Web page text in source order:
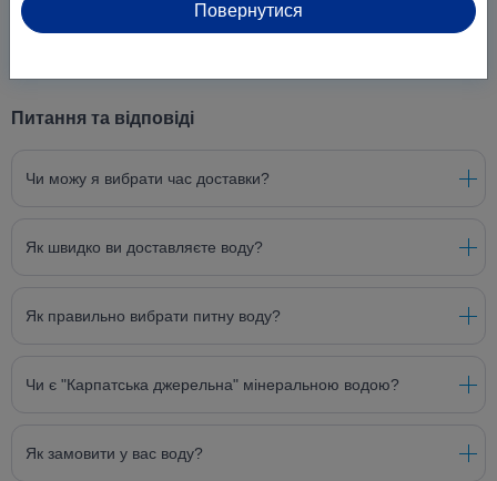
Питання та відповіді
Чи можу я вибрати час доставки?
Як швидко ви доставляєте воду?
Як правильно вибрати питну воду?
Чи є "Карпатська джерельна" мінеральною водою?
Як замовити у вас воду?
Повернутися